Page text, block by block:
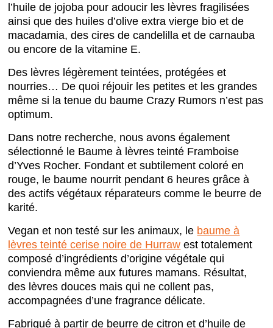
l’huile de jojoba pour adoucir les lèvres fragilisées
ainsi que des huiles d’olive extra vierge bio et de
macadamia, des cires de candelilla et de carnauba
ou encore de la vitamine E.
Des lèvres légèrement teintées, protégées et
nourries… De quoi réjouir les petites et les grandes
même si la tenue du baume Crazy Rumors n’est pas
optimum.
Dans notre recherche, nous avons également
sélectionné le Baume à lèvres teinté Framboise
d’Yves Rocher. Fondant et subtilement coloré en
rouge, le baume nourrit pendant 6 heures grâce à
des actifs végétaux réparateurs comme le beurre de
karité.
Vegan et non testé sur les animaux, le baume à
lèvres teinté cerise noire de Hurraw est totalement
composé d’ingrédients d’origine végétale qui
conviendra même aux futures mamans. Résultat,
des lèvres douces mais qui ne collent pas,
accompagnées d’une fragrance délicate.
Fabriqué à partir de beurre de citron et d’huile de